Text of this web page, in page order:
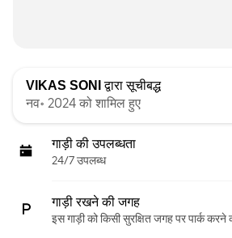
VIKAS SONI द्वारा सूचीबद्ध
नव॰ 2024 को शामिल हुए
गाड़ी की उपलब्धता
24/7 उपलब्ध
गाड़ी रखने की जगह
इस गाड़ी को किसी सुरक्षित जगह पर पार्क करने